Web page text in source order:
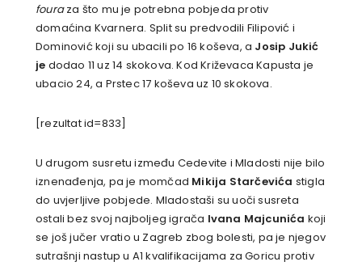
fouraza što mu je potrebna pobjeda protiv
domaćina Kvarnera. Split su predvodili Filipović i
Dominović koji su ubacili po 16 koševa, a Josip Jukić
je dodao 11 uz 14 skokova. Kod Križevaca Kapusta je
ubacio 24, a Prstec 17 koševa uz 10 skokova.
[rezultat id=833]
U drugom susretu između Cedevite i Mladosti nije bilo
iznenađenja, pa je momčad Mikija Starčevića stigla
do uvjerljive pobjede. Mladostaši su uoči susreta
ostali bez svoj najboljeg igrača Ivana Majcunića koji
se još jučer vratio u Zagreb zbog bolesti, pa je njegov
sutrašnji nastup u A1 kvalifikacijama za Goricu protiv